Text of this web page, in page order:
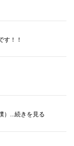
す！！
）...続きを見る